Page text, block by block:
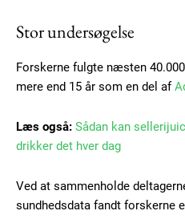
Stor undersøgelse
Forskerne fulgte næsten
mere end 15 år som en del af
Læs også: Sådan kan
drikker det hver dag
Ved at sammenholde
sundhedsdata fandt forskerne